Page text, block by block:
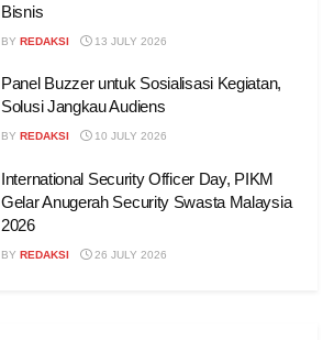
Bisnis
BY REDAKSI 13 JULY 2026
Panel Buzzer untuk Sosialisasi Kegiatan,
Solusi Jangkau Audiens
BY REDAKSI 10 JULY 2026
International Security Officer Day, PIKM
Gelar Anugerah Security Swasta Malaysia
2026
BY REDAKSI 26 JULY 2026